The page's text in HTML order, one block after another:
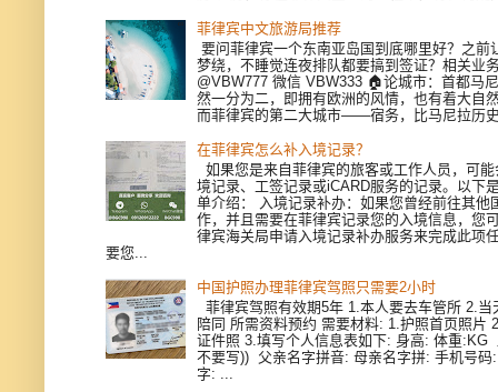
菲律宾中文旅游局推荐
要问菲律宾一个东南亚岛国到底哪里好？之前
梦绕，不睡觉连夜排队都要搞到签证？相关业
@VBW777 微信 VBW333 🏠论城市：首都马
然一分为二，即拥有欧洲的风情，也有着大自
而菲律宾的第二大城市——宿务，比马尼拉历
在菲律宾怎么补入境记录？
如果您是来自菲律宾的旅客或工作人员，可
境记录、工签记录或iCARD服务的记录。以下
单介绍： 入境记录补办：如果您曾经前往其他
作，并且需要在菲律宾记录您的入境信息，您
律宾海关局申请入境记录补办服务来完成此项
要您...
中国护照办理菲律宾驾照只需要2小时
菲律宾驾照有效期5年 1.本人要去车管所 2.当
陪同 所需资料预约 需要材料: 1.护照首页照片
证件照 3.填写个人信息表如下: 身高: 体重:KG
不要写)) 父亲名字拼音: 母亲名字拼: 手机号码
字: ...